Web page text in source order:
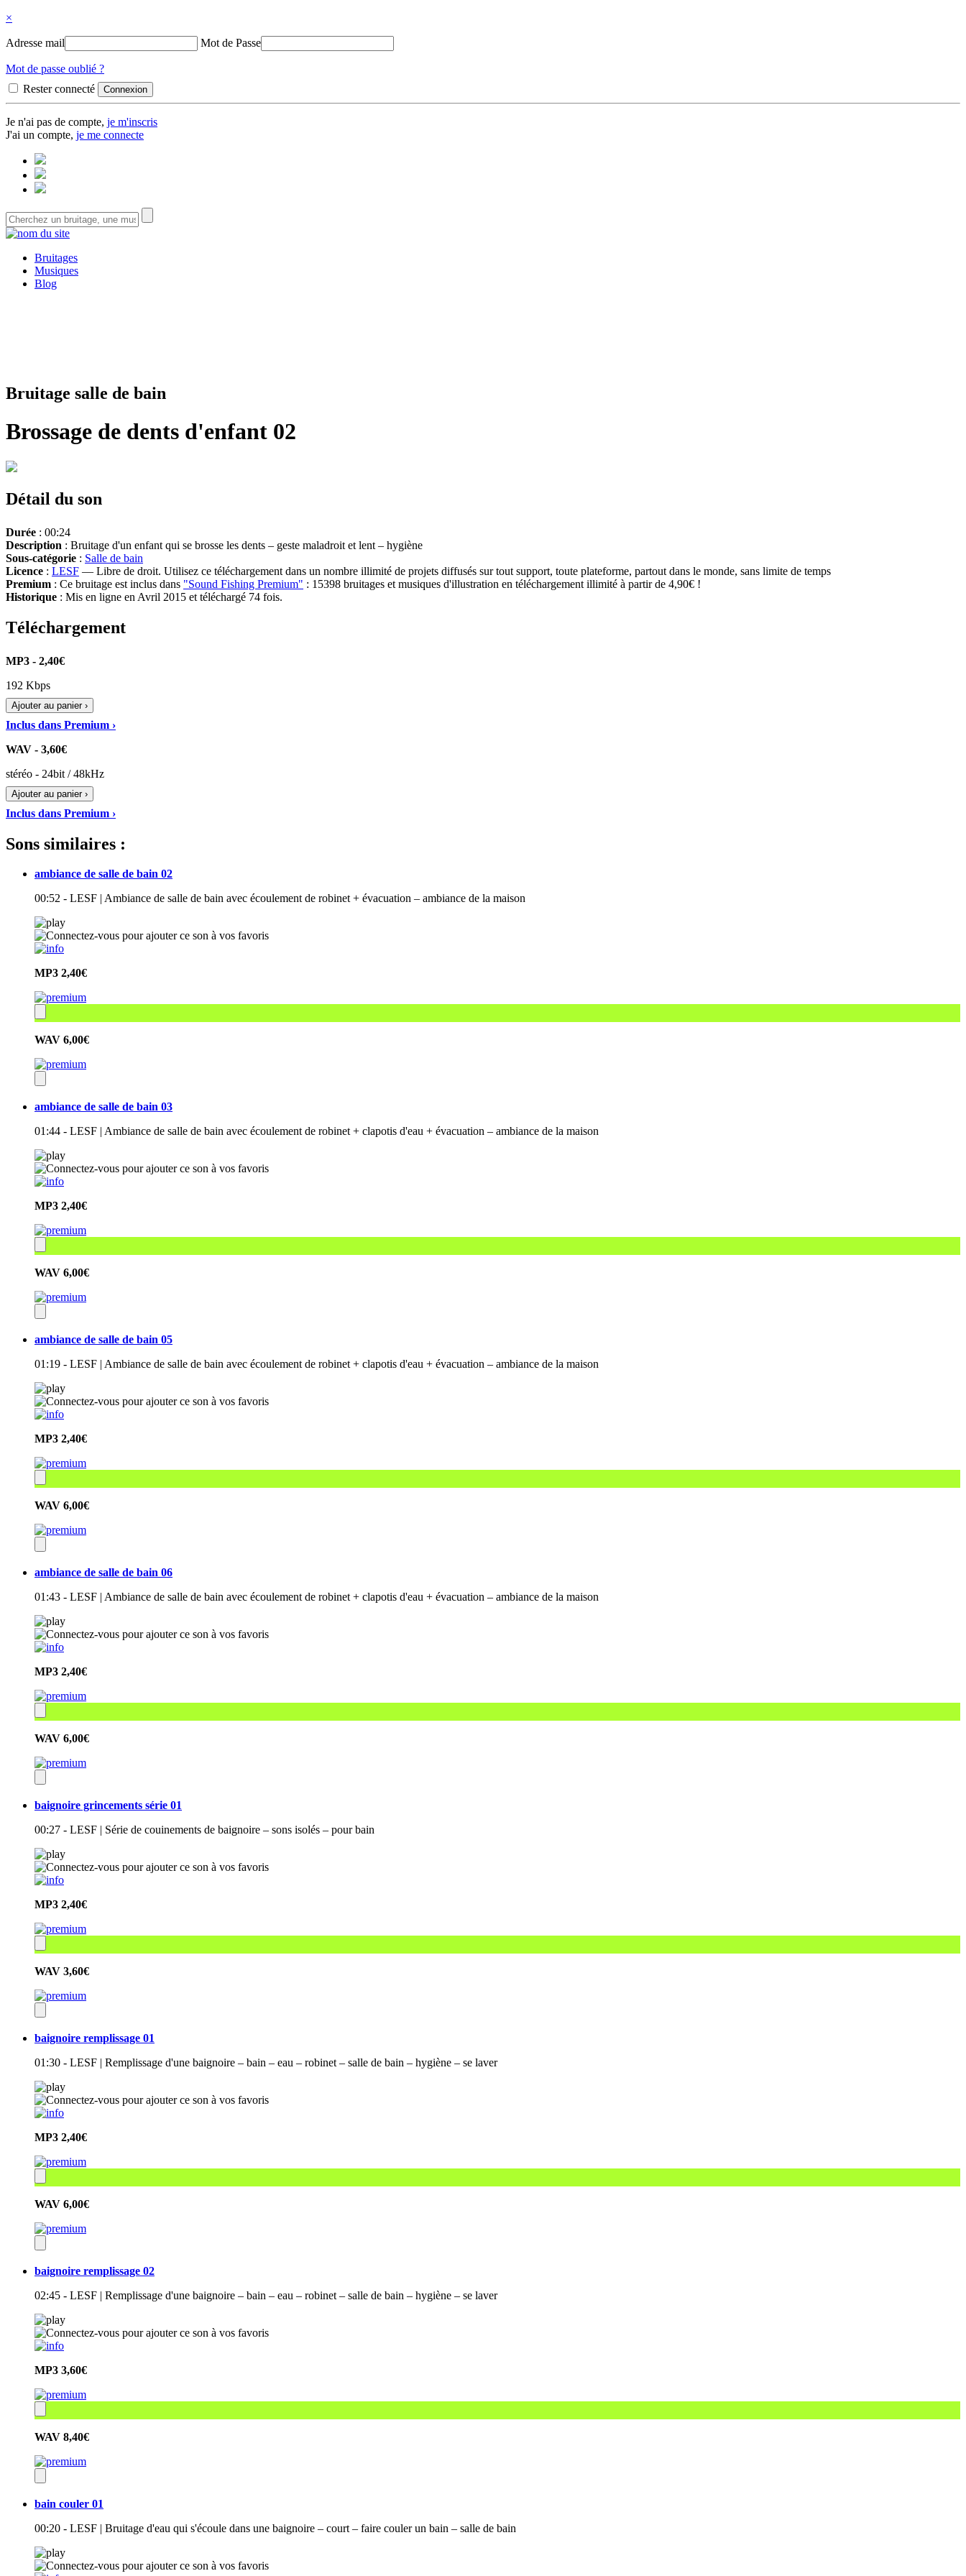
×
Adresse mail Mot de Passe
Mot de passe oublié ?
Rester connecté
Je n'ai pas de compte, je m'inscris
J'ai un compte, je me connecte
Bruitages
Musiques
Blog
Bruitage salle de bain
Brossage de dents d'enfant 02
Détail du son
Durée : 00:24
Description : Bruitage d'un enfant qui se brosse les dents – geste maladroit et lent – hygiène
Sous-catégorie : Salle de bain
Licence : LESF — Libre de droit. Utilisez ce téléchargement dans un nombre illimité de projets diffusés sur tout support, toute plateforme, partout dans le monde, sans limite de temps
Premium : Ce bruitage est inclus dans "Sound Fishing Premium" : 15398 bruitages et musiques d'illustration en téléchargement illimité à partir de 4,90€ !
Historique : Mis en ligne en Avril 2015 et téléchargé 74 fois.
Téléchargement
MP3 - 2,40€
192 Kbps
Ajouter au panier ›
Inclus dans Premium ›
WAV - 3,60€
stéréo - 24bit / 48kHz
Ajouter au panier ›
Inclus dans Premium ›
Sons similaires :
ambiance de salle de bain 02
00:52 - LESF | Ambiance de salle de bain avec écoulement de robinet + évacuation – ambiance de la maison
MP3 2,40€
WAV 6,00€
ambiance de salle de bain 03
01:44 - LESF | Ambiance de salle de bain avec écoulement de robinet + clapotis d'eau + évacuation – ambiance de la maison
MP3 2,40€
WAV 6,00€
ambiance de salle de bain 05
01:19 - LESF | Ambiance de salle de bain avec écoulement de robinet + clapotis d'eau + évacuation – ambiance de la maison
MP3 2,40€
WAV 6,00€
ambiance de salle de bain 06
01:43 - LESF | Ambiance de salle de bain avec écoulement de robinet + clapotis d'eau + évacuation – ambiance de la maison
MP3 2,40€
WAV 6,00€
baignoire grincements série 01
00:27 - LESF | Série de couinements de baignoire – sons isolés – pour bain
MP3 2,40€
WAV 3,60€
baignoire remplissage 01
01:30 - LESF | Remplissage d'une baignoire – bain – eau – robinet – salle de bain – hygiène – se laver
MP3 2,40€
WAV 6,00€
baignoire remplissage 02
02:45 - LESF | Remplissage d'une baignoire – bain – eau – robinet – salle de bain – hygiène – se laver
MP3 3,60€
WAV 8,40€
bain couler 01
00:20 - LESF | Bruitage d'eau qui s'écoule dans une baignoire – court – faire couler un bain – salle de bain